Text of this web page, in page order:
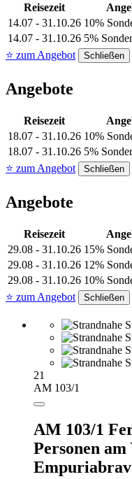
Reisezeit
14.07 - 31.10.26 10%
14.07 - 31.10.26 5%
⭐ zum Angebot
Schließen
Angebote
Reisezeit
18.07 - 31.10.26 10%
18.07 - 31.10.26 5%
⭐ zum Angebot
Schließen
Angebote
Reisezeit
29.08 - 31.10.26 15%
29.08 - 31.10.26 12%
29.08 - 31.10.26 10%
⭐ zum Angebot
Schließen
21
AM 103/1
AM 103/1
Personen